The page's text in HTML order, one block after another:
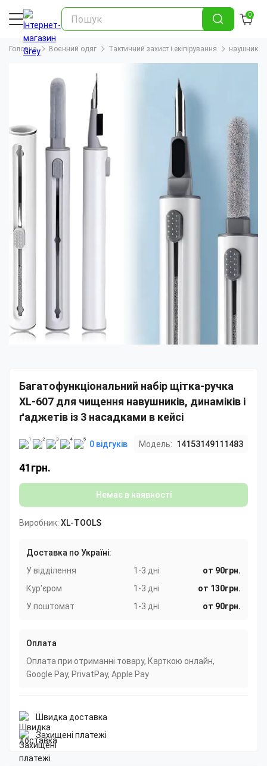
0
Головна Воєнний одяг Тактичний захист і екіпірування наушники
Багатофункціональний набір щітка-ручка
XL-607 для чищення навушників, динаміків і
ґаджетів із 3 насадками в кейсі
0 відгуків Модель: 14153149111483
41грн.
Немає в наявності
Виробник: XL-TOOLS
Доставка по Україні:
У відділення
1-3 дні
от 90грн.
Кур'єром
1-3 дні
от 130грн.
У поштомат
1-3 дні от 90грн.
Оплата
Оплата при отриманні товару, Карткою онлайн,
Google Pay, PrivatPay, Apple Pay
Швидка доставка
Захищені платежі